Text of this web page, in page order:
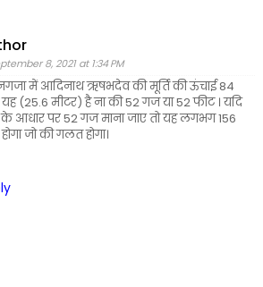
8, 2021 at 1:34 PM
में आदिनाथ ऋषभदेव की मूर्ति की ऊंचाई 84
(25.6 मीटर) है ना की 52 गज या 52 फीट । यदि
आधार पर 52 गज माना जाए तो यह लगभग 156
जो की गलत होगा।